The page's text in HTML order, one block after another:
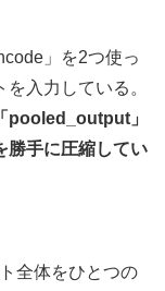
」を2つ使っ
入力している。
pooled_output」
勝手に圧縮してい
全体をひとつの